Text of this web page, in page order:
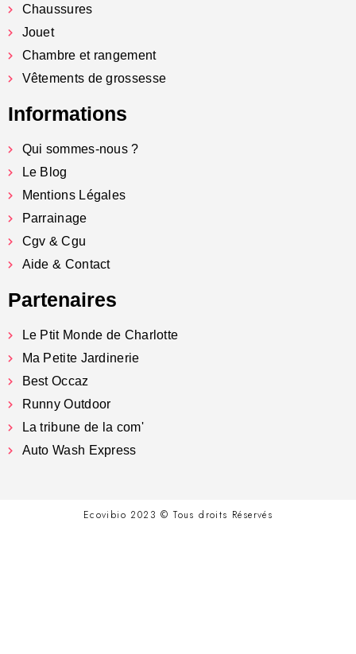
Chaussures
Jouet
Chambre et rangement
Vêtements de grossesse
Informations
Qui sommes-nous ?
Le Blog
Mentions Légales
Parrainage
Cgv & Cgu
Aide & Contact
Partenaires
Le Ptit Monde de Charlotte
Ma Petite Jardinerie
Best Occaz
Runny Outdoor
La tribune de la com'
Auto Wash Express
Ecovibio 2023 © Tous droits Réservés